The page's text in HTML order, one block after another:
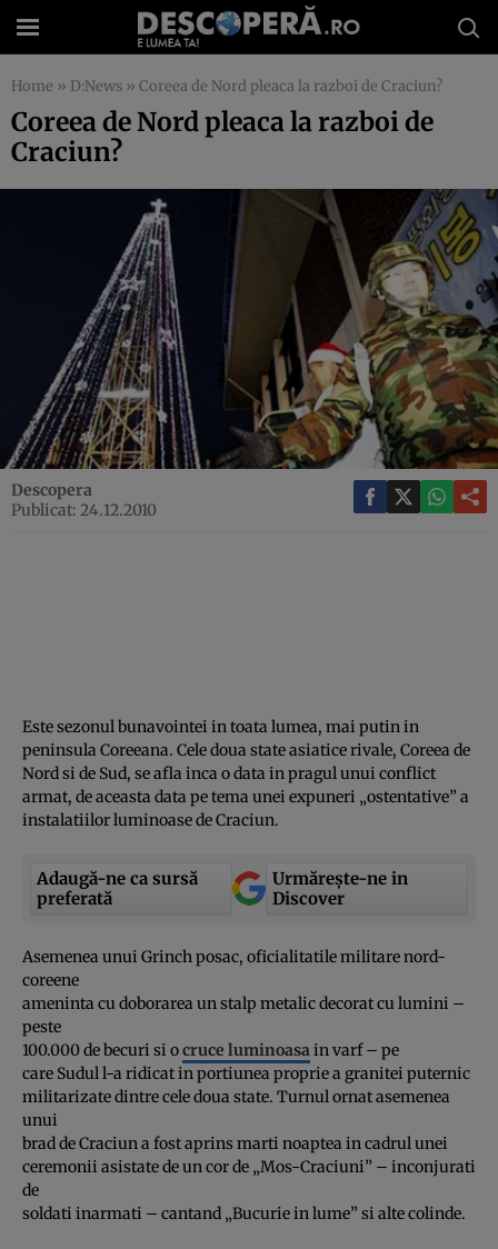
Home » D:News » Coreea de Nord pleaca la razboi de Craciun?
Coreea de Nord pleaca la razboi de
Craciun?
Descopera
Publicat: 24.12.2010
Este sezonul bunavointei in toata lumea, mai putin in
peninsula Coreeana. Cele doua state asiatice rivale, Coreea de
Nord si de Sud, se afla inca o data in pragul unui conflict
armat, de aceasta data pe tema unei expuneri „ostentative” a
instalatiilor luminoase de Craciun.
Adaugă-ne ca sursă
preferată
Urmărește-ne in
Discover
Asemenea unui Grinch posac, oficialitatile militare nord-
coreene
ameninta cu doborarea un stalp metalic decorat cu lumini –
peste
100.000 de becuri si ocruce luminoasain varf – pe
care Sudul l-a ridicat in portiunea proprie a granitei puternic
militarizate dintre cele doua state. Turnul ornat asemenea
unui
brad de Craciun a fost aprins marti noaptea in cadrul unei
ceremonii asistate de un cor de „Mos-Craciuni” – inconjurati
de
soldati inarmati – cantand „Bucurie in lume” si alte colinde.